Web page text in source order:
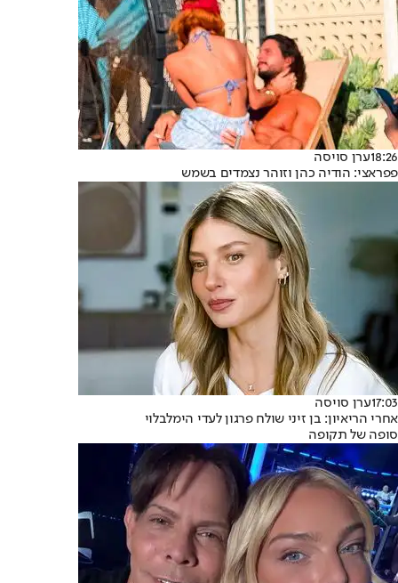
18:26ערן סויסה
פפראצי: הודיה כהן וזוהר נצמדים בשמש
17:03ערן סויסה
אחרי הריאיון: בן זיני שולח פרגון לעדי הימלבלוי
סופה של תקופה